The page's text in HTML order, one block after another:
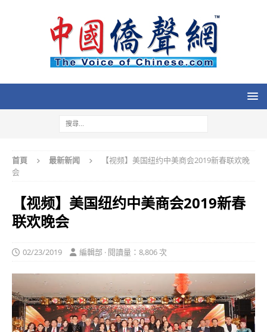
首頁 最新新闻
【视频】美国纽约中美商会2019新春联欢晚
会
【视频】美国纽约中美商会2019新春
联欢晚会
02/23/2019 編輯部 · 閱讀量：8,806 次